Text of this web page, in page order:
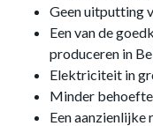
Geen uitputting
Een van de
produceren in
Elektriciteit in
Minder
Een